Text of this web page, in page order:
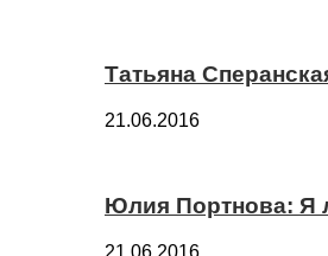
Татьяна
21.06.2016
Юлия Портнова: Я
21.06.2016